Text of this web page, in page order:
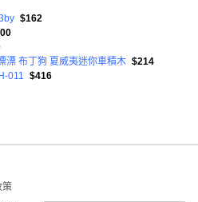
$162
漂 布丁狗 夏威夷迷你車積木 $214
011 $416
策